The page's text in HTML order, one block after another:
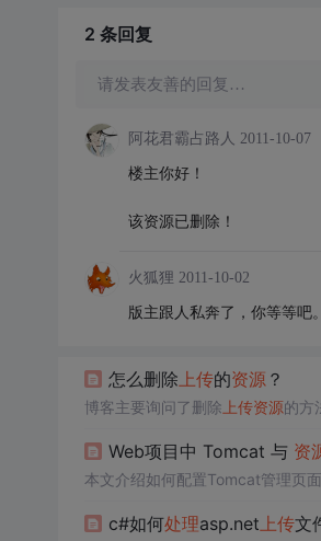
2 条回复
请发表友善的回复…
阿花君霸占路人 2011-10-07
楼主你好！
该资源已删除！
火狐狸 2011-10-02
版主跟人私奔了，你等等吧。
怎么删除上传的资源？
博客主要询问了删除 上传资源的方
Web项目中 Tomcat 与 资
本文介绍如何配置Tomcat管理页
c#如何处理asp.net上传文